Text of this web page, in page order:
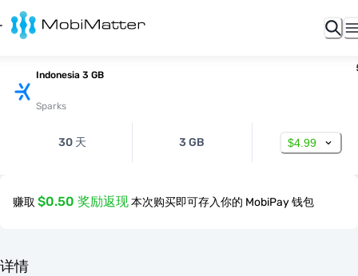
Indonesia 3 GB
Sparks
30 天 3 GB $4.99
赚取 $0.50 奖励返现本次购买即可存入你的 MobiPay 钱包
详情